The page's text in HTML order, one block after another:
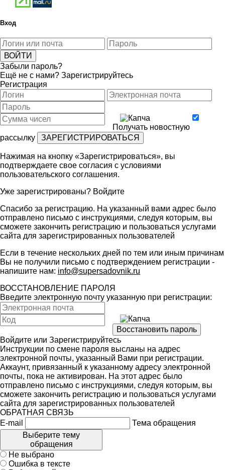
Вход
Забыли пароль?
Ещё не с нами? Зарегистрируйтесь
Регистрация
Получать новостную
рассылку
Нажимая на кнопку «Зарегистрироваться», вы
подтверждаете свое согласия с условиями
пользовательского соглашения.
Уже зарегистрированы? Войдите
Спасибо за регистрацию. На указанный вами адрес было
отправлено письмо с инструкциями, следуя которым, вы
сможете закончить регистрацию и пользоваться услугами
сайта для зарегистрированных пользователей
Если в течение нескольких дней по тем или иным причинам
Вы не получили письмо с подтверждением регистрации -
напишите нам: info@supersadovnik.ru
ВОССТАНОВЛЕНИЕ ПАРОЛЯ
Введите электронную почту указанную при регистрации:
Войдите или Зарегистрируйтесь
Инструкции по смене пароля высланы на адрес
электронной почты, указанный Вами при регистрации.
Аккаунт, привязанный к указанному адресу электронной
почты, пока не активирован. На этот адрес было
отправлено письмо с инструкциями, следуя которым, вы
сможете закончить регистрацию и пользоваться услугами
сайта для зарегистрированных пользователей
ОБРАТНАЯ СВЯЗЬ
E-mail
Тема обращения
Выберите тему
обращения
Не выбрано
Ошибка в тексте